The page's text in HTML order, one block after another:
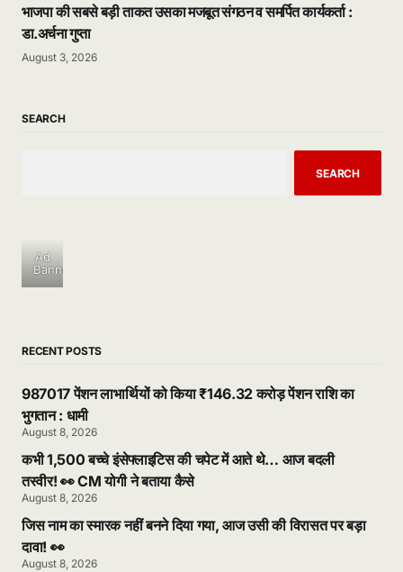
भाजपा की सबसे बड़ी ताकत उसका मजबूत संगठन व समर्पित कार्यकर्ता :
डा.अर्चना गुप्ता
August 3, 2026
SEARCH
SEARCH
Ad
Banner
RECENT POSTS
987017 पेंशन लाभार्थियों को किया ₹146.32 करोड़ पेंशन राशि का
भुगतान : धामी
August 8, 2026
कभी 1,500 बच्चे इंसेफ्लाइटिस की चपेट में आते थे… आज बदली
तस्वीर! 👀 CM योगी ने बताया कैसे
August 8, 2026
जिस नाम का स्मारक नहीं बनने दिया गया, आज उसी की विरासत पर बड़ा
दावा! 👀
August 8, 2026